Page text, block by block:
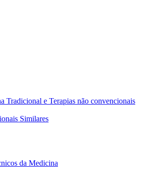
Tradicional e Terapias não convencionais
Similares
da Medicina